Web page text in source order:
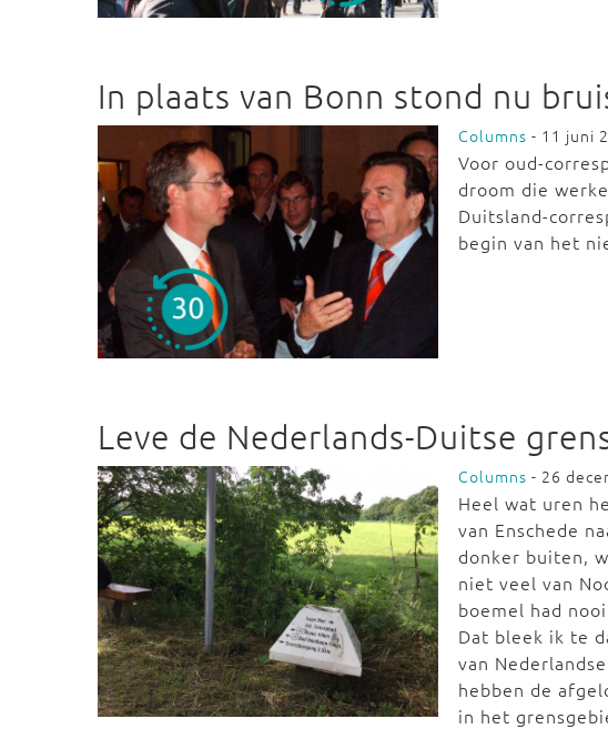
In plaats van Bonn stond nu
Columns - 11 juni
Voor oud-
droom die
Duitsland-
begin van het
Leve de Nederlands-Duitse
Columns - 26
Heel wat uren
van Enschede
donker buiten,
niet veel van
boemel had
Dat bleek ik te
van
hebben de
in het